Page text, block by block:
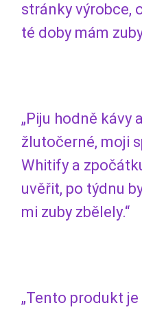
stránky výrobce,
té doby mám
„Piju hodně kávy
žlutočerné, moji
Whitify a
uvěřit, po týdnu
mi zuby zbělely.“
„Tento produkt